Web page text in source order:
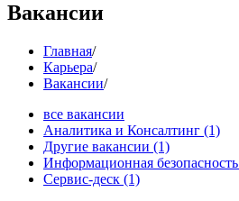
Вакансии
Главная/
Карьера/
Вакансии/
все вакансии
Аналитика и Консалтинг (1)
Другие вакансии (1)
Информационная безопасность
Сервис-деск (1)